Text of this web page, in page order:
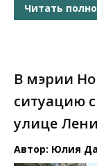
Читать
В мэрии
ситуацию
улице
Автор: Юлия